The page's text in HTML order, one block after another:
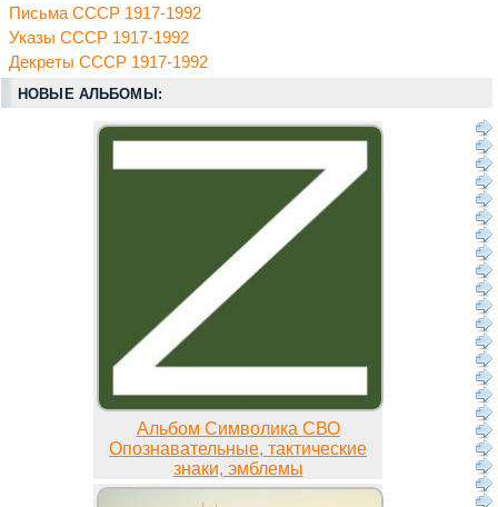
Письма СССР 1917-1992
Указы СССР 1917-1992
Декреты СССР 1917-1992
НОВЫЕ АЛЬБОМЫ:
Альбом Символика СВО
Опознавательные, тактические
знаки, эмблемы